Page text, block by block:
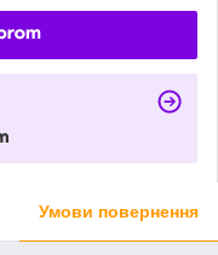
Умови повернення